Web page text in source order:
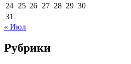
24 25 26 27 28 29 30
31
« Июл
Рубрики